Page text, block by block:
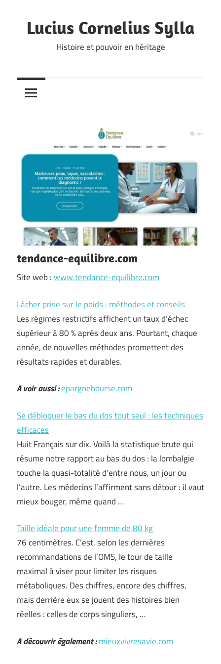
content
Lucius Cornelius Sylla
Histoire et pouvoir en héritage
tendance-equilibre.com
Site web :www.tendance-equilibre.com
Lâcher prise sur le poids : méthodes et conseils
Les régimes restrictifs affichent un taux d’échec
supérieur à 80 % après deux ans. Pourtant, chaque
année, de nouvelles méthodes promettent des
résultats rapides et durables.
A voir aussi :epargnebourse.com
Se débloquer le bas du dos tout seul : les techniques
efficaces
Huit Français sur dix. Voilà la statistique brute qui
résume notre rapport au bas du dos : la lombalgie
touche la quasi-totalité d’entre nous, un jour ou
l’autre. Les médecins l’affirment sans détour : il vaut
mieux bouger, même quand …
Taille idéale pour une femme de 80 kg
76 centimètres. C’est, selon les dernières
recommandations de l’OMS, le tour de taille
maximal à viser pour limiter les risques
métaboliques. Des chiffres, encore des chiffres,
mais derrière eux se jouent des histoires bien
réelles : celles de corps singuliers, …
A découvrir également :mieuxvivresavie.com